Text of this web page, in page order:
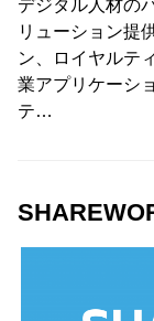
デジタル人材の
リューション提
ン、ロイヤルテ
業アプリケーシ
テ…